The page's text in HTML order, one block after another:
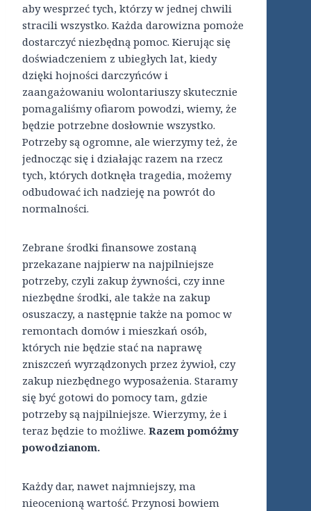
aby wesprzeć tych, którzy w jednej chwili
stracili wszystko. Każda darowizna pomoże
dostarczyć niezbędną pomoc. Kierując się
doświadczeniem z ubiegłych lat, kiedy
dzięki hojności darczyńców i
zaangażowaniu wolontariuszy skutecznie
pomagaliśmy ofiarom powodzi, wiemy, że
będzie potrzebne dosłownie wszystko.
Potrzeby są ogromne, ale wierzymy też, że
jednocząc się i działając razem na rzecz
tych, których dotknęła tragedia, możemy
odbudować ich nadzieję na powrót do
normalności.
Zebrane środki finansowe zostaną
przekazane najpierw na najpilniejsze
potrzeby, czyli zakup żywności, czy inne
niezbędne środki, ale także na zakup
osuszaczy, a następnie także na pomoc w
remontach domów i mieszkań osób,
których nie będzie stać na naprawę
zniszczeń wyrządzonych przez żywioł, czy
zakup niezbędnego wyposażenia. Staramy
się być gotowi do pomocy tam, gdzie
potrzeby są najpilniejsze. Wierzymy, że i
teraz będzie to możliwe. Razem pomóżmy
powodzianom.
Każdy dar, nawet najmniejszy, ma
nieocenioną wartość. Przynosi bowiem